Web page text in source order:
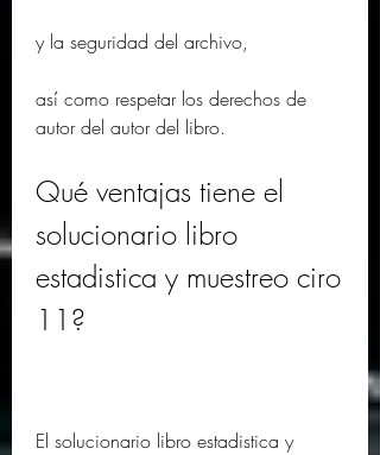
y la seguridad del archivo,
así como respetar los derechos de
autor del autor del libro.
Qué ventajas tiene el
solucionario libro
estadistica y muestreo ciro
11?
El solucionario libro estadistica y